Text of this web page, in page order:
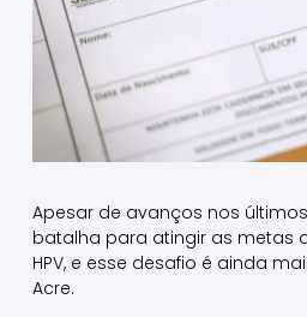
Apesar de avanços nos
batalha para atingir as metas
HPV, e esse desafio é ainda
Acre.